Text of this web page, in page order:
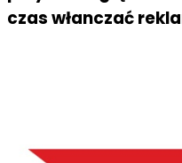
czas włanczać